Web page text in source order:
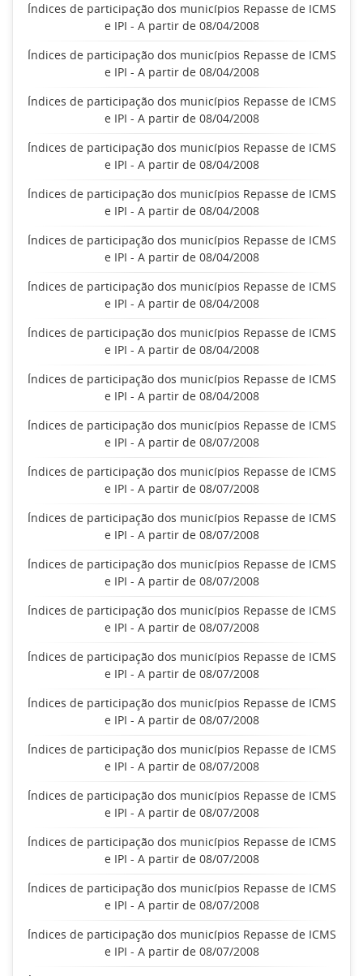
Índices de participação dos municípios Repasse de ICMS
e IPI - A partir de 08/04/2008
Índices de participação dos municípios Repasse de ICMS
e IPI - A partir de 08/04/2008
Índices de participação dos municípios Repasse de ICMS
e IPI - A partir de 08/04/2008
Índices de participação dos municípios Repasse de ICMS
e IPI - A partir de 08/04/2008
Índices de participação dos municípios Repasse de ICMS
e IPI - A partir de 08/04/2008
Índices de participação dos municípios Repasse de ICMS
e IPI - A partir de 08/04/2008
Índices de participação dos municípios Repasse de ICMS
e IPI - A partir de 08/04/2008
Índices de participação dos municípios Repasse de ICMS
e IPI - A partir de 08/04/2008
Índices de participação dos municípios Repasse de ICMS
e IPI - A partir de 08/04/2008
Índices de participação dos municípios Repasse de ICMS
e IPI - A partir de 08/07/2008
Índices de participação dos municípios Repasse de ICMS
e IPI - A partir de 08/07/2008
Índices de participação dos municípios Repasse de ICMS
e IPI - A partir de 08/07/2008
Índices de participação dos municípios Repasse de ICMS
e IPI - A partir de 08/07/2008
Índices de participação dos municípios Repasse de ICMS
e IPI - A partir de 08/07/2008
Índices de participação dos municípios Repasse de ICMS
e IPI - A partir de 08/07/2008
Índices de participação dos municípios Repasse de ICMS
e IPI - A partir de 08/07/2008
Índices de participação dos municípios Repasse de ICMS
e IPI - A partir de 08/07/2008
Índices de participação dos municípios Repasse de ICMS
e IPI - A partir de 08/07/2008
Índices de participação dos municípios Repasse de ICMS
e IPI - A partir de 08/07/2008
Índices de participação dos municípios Repasse de ICMS
e IPI - A partir de 08/07/2008
Índices de participação dos municípios Repasse de ICMS
e IPI - A partir de 08/07/2008